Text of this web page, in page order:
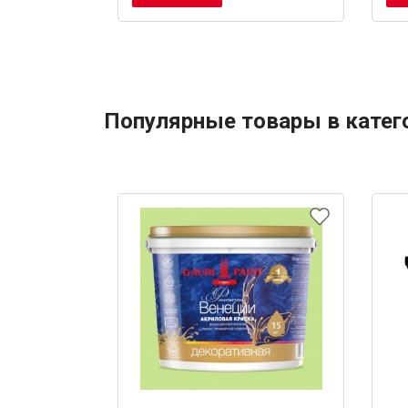
Популярные товары в